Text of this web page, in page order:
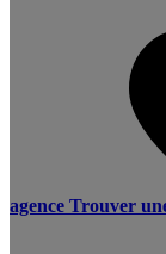
agence Trouver